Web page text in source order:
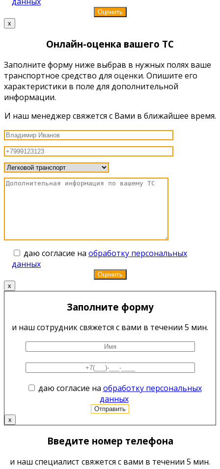
x
Онлайн-оценка вашего ТС
Заполните форму ниже выбрав в нужных полях ваше
транспортное средство для оценки. Опишите его
характеристики в поле для дополнительной
информации.
И наш менеджер свяжется с Вами в ближайшее время.
даю согласие на обработку персональных
данных
x
Заполните форму
и наш сотрудник свяжется с вами в течении 5 мин.
даю согласие на обработку персональных
данных
x
Введите номер телефона
и наш специалист свяжется с вами в течении 5 мин.